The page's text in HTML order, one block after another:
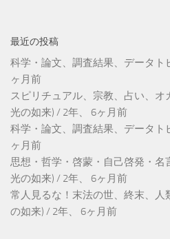
最近の投稿
科学・論文、調査結果、データト
ヶ月前
スピリチュアル、宗教、占い、オ
光の如来) / 2年、 6ヶ月前
科学・論文、調査結果、データト
ヶ月前
思想・哲学・啓蒙・自己啓発・名
光の如来) / 2年、 6ヶ月前
常人見るな！末法の世、終末、人
の如来) / 2年、 6ヶ月前